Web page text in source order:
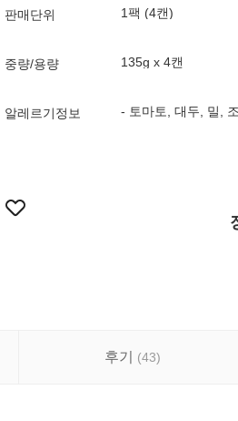
판매단위 1팩 (4캔)
중량/용량 135g x 4캔
알레르기정보 - 토마토, 대두, 밀,
후기 (43)